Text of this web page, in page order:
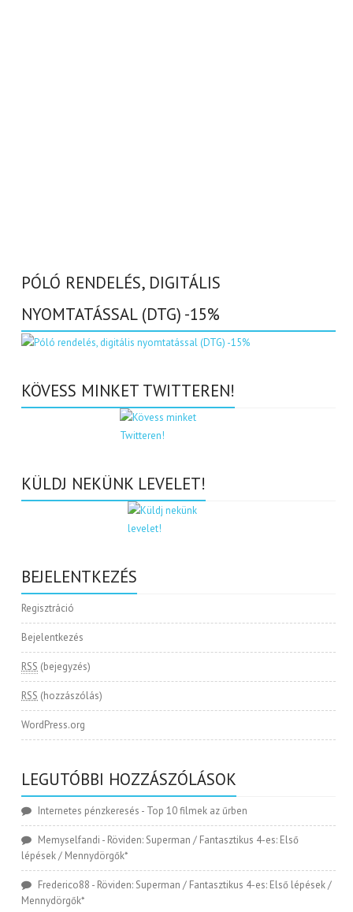
PÓLÓ RENDELÉS, DIGITÁLIS
NYOMTATÁSSAL (DTG) -15%
KÖVESS MINKET TWITTEREN!
KÜLDJ NEKÜNK LEVELET!
BEJELENTKEZÉS
Regisztráció
Bejelentkezés
RSS (bejegyzés)
RSS (hozzászólás)
WordPress.org
LEGUTÓBBI HOZZÁSZÓLÁSOK
Internetes pénzkeresés - Top 10 filmek az űrben
Memyselfandi - Röviden: Superman / Fantasztikus 4-es: Első
lépések / Mennydörgők*
Frederico88 - Röviden: Superman / Fantasztikus 4-es: Első lépések /
Mennydörgők*